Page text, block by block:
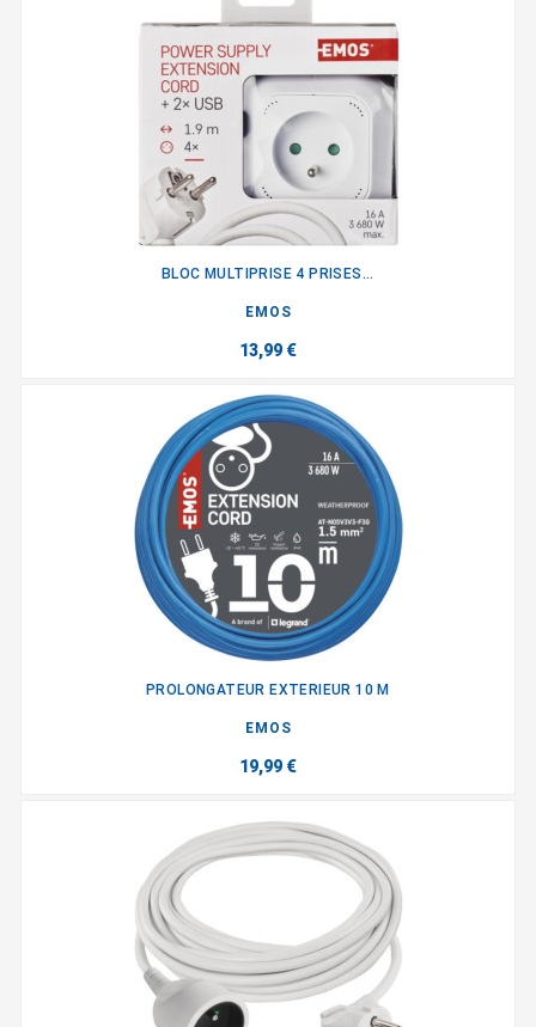
BLOC MULTIPRISE 4 PRISES...
EMOS
13,99 €
PROLONGATEUR EXTERIEUR 10 M
EMOS
19,99 €